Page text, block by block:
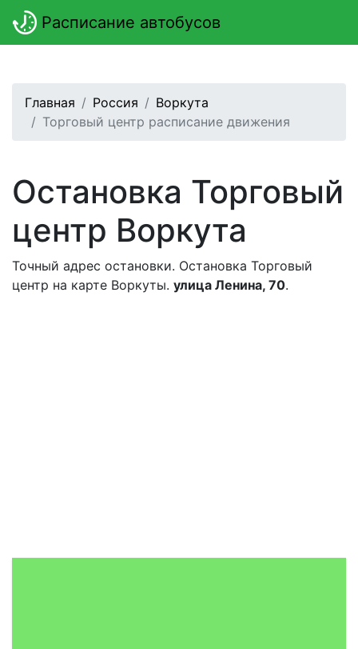
Расписание автобусов
Главная Россия
Воркута
Торговый центр расписание движения
Остановка Торговый
центр Воркута
Точный адрес остановки. Остановка Торговый
центр на карте Воркуты. улица Ленина, 70.